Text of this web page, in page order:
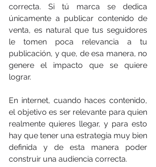
correcta. Si tú marca se dedica
únicamente a publicar contenido de
venta, es natural que tus seguidores
le tomen poca relevancia a tu
publicación, y que, de esa manera, no
genere el impacto que se quiere
lograr.
En internet, cuando haces contenido,
el objetivo es ser relevante para quien
realmente quieres llegar, y para esto
hay que tener una estrategia muy bien
definida y de esta manera poder
construir una audiencia correcta.